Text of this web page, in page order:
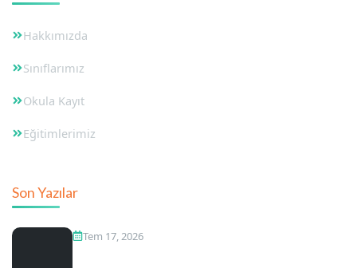
Hakkımızda
Sınıflarımız
Okula Kayıt
Eğitimlerimiz
Son Yazılar
Tem 17, 2026